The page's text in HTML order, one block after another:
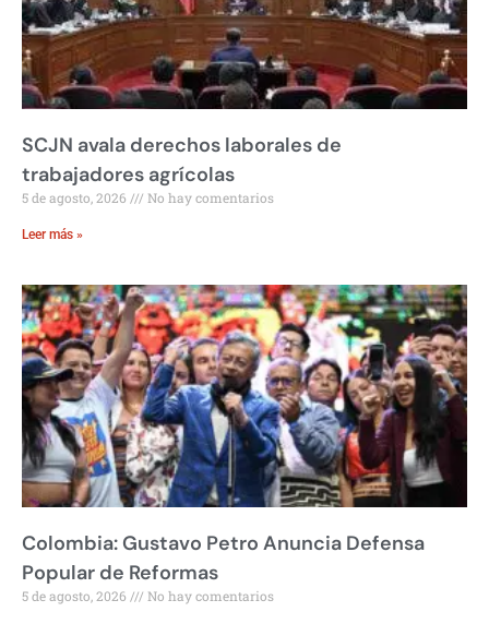
SCJN avala derechos laborales de
trabajadores agrícolas
5 de agosto, 2026 No hay comentarios
Leer más »
Colombia: Gustavo Petro Anuncia Defensa
Popular de Reformas
5 de agosto, 2026 No hay comentarios